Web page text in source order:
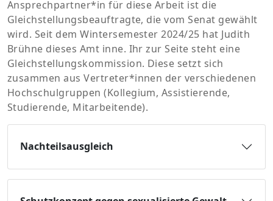
Ansprechpartner*in für diese Arbeit ist die
Gleichstellungsbeauftragte, die vom Senat gewählt
wird. Seit dem Wintersemester 2024/25 hat Judith
Brühne dieses Amt inne. Ihr zur Seite steht eine
Gleichstellungskommission. Diese setzt sich
zusammen aus Vertreter*innen der verschiedenen
Hochschulgruppen (Kollegium, Assistierende,
Studierende, Mitarbeitende).
Nachteilsausgleich